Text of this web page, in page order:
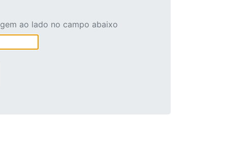
ao lado no campo abaixo